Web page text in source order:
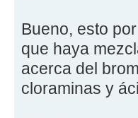
Bueno, esto
que haya
acerca del
cloraminas y